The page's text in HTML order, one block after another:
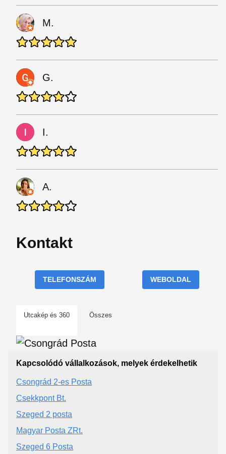
M.
G.
I.
A.
Kontakt
TELEFONSZÁM WEBOLDAL
Utcakép és 360 Összes
Kapcsolódó vállalkozások, melyek érdekelhetik
Csongrád 2-es Posta
Csekkpont Bt.
Szeged 2 posta
Magyar Posta ZRt.
Szeged 6 Posta